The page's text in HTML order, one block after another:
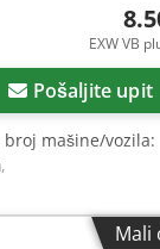
EXW VB
Pošaljite upit
broj mašine/vozila:
,
Mali